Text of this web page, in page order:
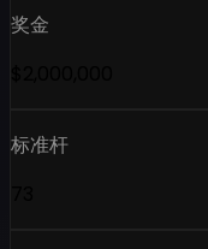
奖金
标准杆